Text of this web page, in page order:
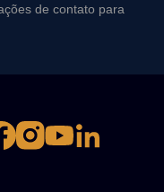
de contato para